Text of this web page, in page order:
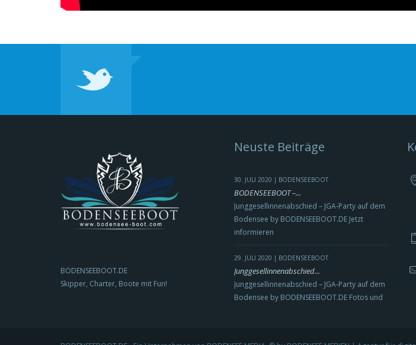
BODENSEEBOOT.DE
Skipper, Charter, Boote mit Fun!
Neuste Beiträge
30. JULI 2020 | BODENSEEBOOT
BODENSEEBOOT –...
Junggesellinnenabschied – JGA-Party auf dem
Bodensee by BODENSEEBOOT.DE Jetzt
informieren
29. JULI 2020 | BODENSEEBOOT
Junggesellinnenabschied...
Junggesellinnenabschied – JGA-Party auf dem
Bodensee by BODENSEEBOOT.DE Fotos und